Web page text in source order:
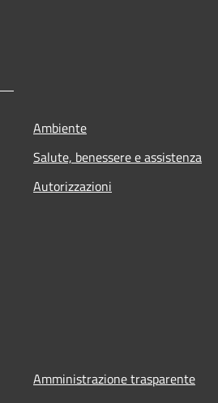
Ambiente
Salute, benessere e assistenza
Autorizzazioni
Amministrazione trasparente